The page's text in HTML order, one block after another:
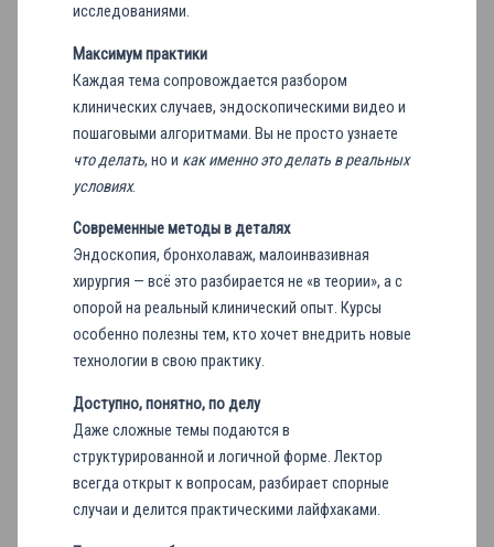
исследованиями.
Максимум практики
Каждая тема сопровождается разбором
клинических случаев, эндоскопическими видео и
пошаговыми алгоритмами. Вы не просто узнаете
что делать, но и как именно это делать в реальных
условиях.
Современные методы в деталях
Эндоскопия, бронхолаваж, малоинвазивная
хирургия — всё это разбирается не «в теории», а с
опорой на реальный клинический опыт. Курсы
особенно полезны тем, кто хочет внедрить новые
технологии в свою практику.
Доступно, понятно, по делу
Даже сложные темы подаются в
структурированной и логичной форме. Лектор
всегда открыт к вопросам, разбирает спорные
случаи и делится практическими лайфхаками.